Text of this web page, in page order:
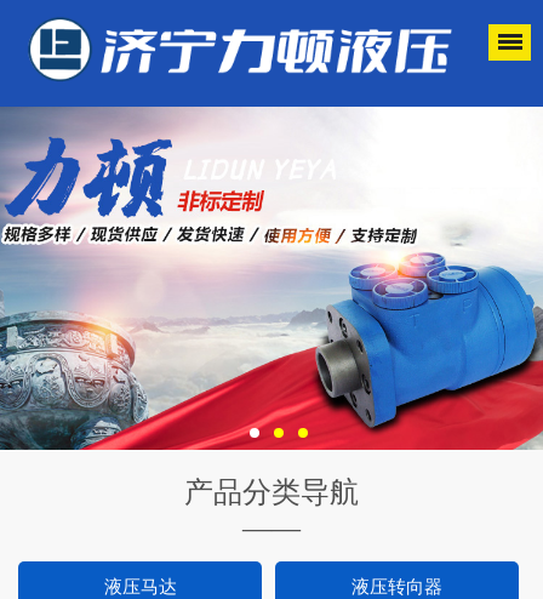
产品分类导航
——
液压马达 液压转向器